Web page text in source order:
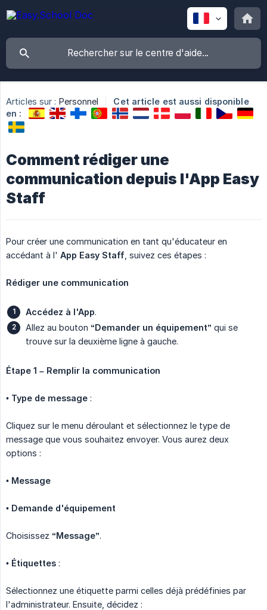
Articles sur : Personnel
Cet article est aussi disponible
en :
Comment rédiger une
communication depuis l'App Easy
Staff
Pour créer une communication en tant qu'éducateur en
accédant à l' App Easy Staff , suivez ces étapes :
Rédiger une communication
Accédez à l'App.
Allez au bouton “Demander un équipement” qui se
trouve sur la deuxième ligne à gauche.
Étape 1 – Remplir la communication
• Type de message :
Cliquez sur le menu déroulant et sélectionnez le type de
message que vous souhaitez envoyer. Vous aurez deux
options :
• Message
• Demande d'équipement
Choisissez “Message”.
• Étiquettes :
Sélectionnez une étiquette parmi celles déjà prédéfinies par
l'administrateur. Ensuite, décidez :